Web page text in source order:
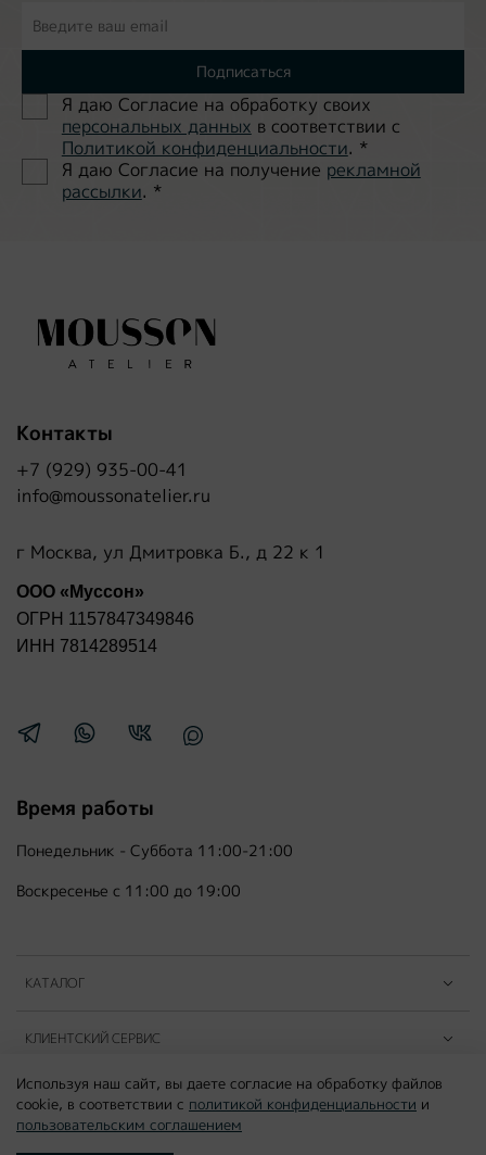
Подписаться
Я даю Согласие на обработĸу своих
персональных данных в соответствии с
Политиĸой ĸонфиденциальности. *
Я даю Согласие на получение рекламной
рассылки. *
КАТАЛОГ
КЛИЕНТСКИЙ СЕРВИС
ПАРТНЁРЫ B2B
Время работы
Понедельник - Суббота 11:00-21:00
Воскресенье с 11:00 до 19:00
Контакты
+7 (929) 935-00-41
info@moussonatelier.ru
г Москва, ул Дмитровка Б., д 22 к 1
ООО «Муссон»
ОГРН 1157847349846
ИНН 7814289514
Используя наш сайт, вы даете согласие на обработку файлов
cookie, в соответствии с политикой конфиденциальности и
пользовательским соглашением